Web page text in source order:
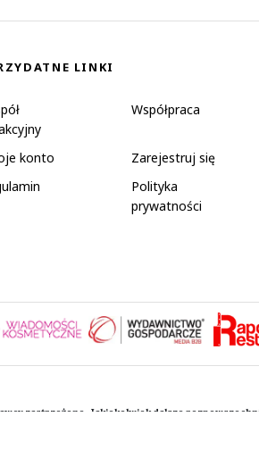
LINKI
Współpraca
konto Zarejestruj się
Polityka
prywatności
zastrzeżone. Jakiekolwiek dalsze